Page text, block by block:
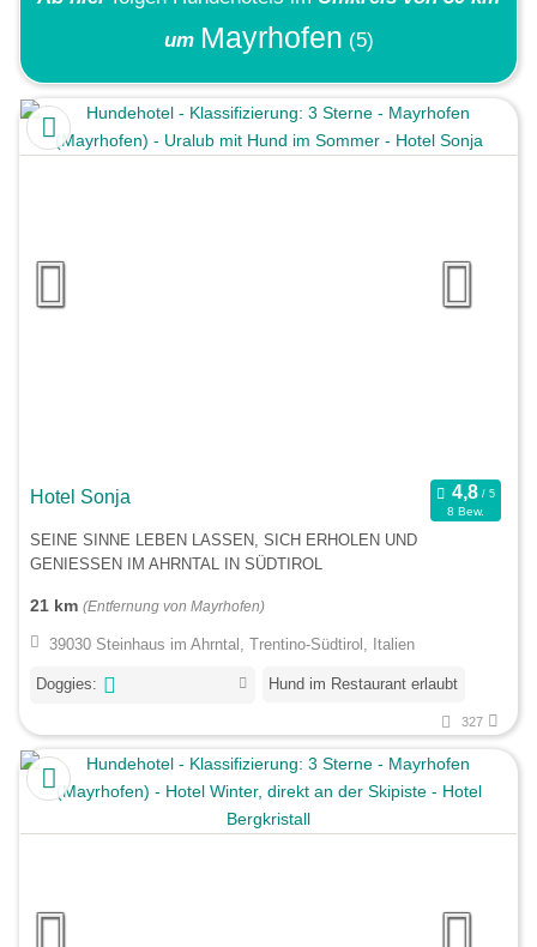
um Mayrhofen (5)
Hotel Sonja
8 Bew.
SEINE SINNE LEBEN LASSEN, SICH ERHOLEN UND
GENIESSEN IM AHRNTAL IN SÜDTIROL
21 km (Entfernung von Mayrhofen)
39030 Steinhaus im Ahrntal, Trentino-Südtirol, Italien
Doggies: Hund im Restaurant erlaubt
327